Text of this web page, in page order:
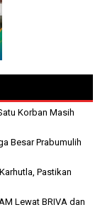
Korban Masih
Besar Prabumulih
Pastikan
Lewat BRIVA dan